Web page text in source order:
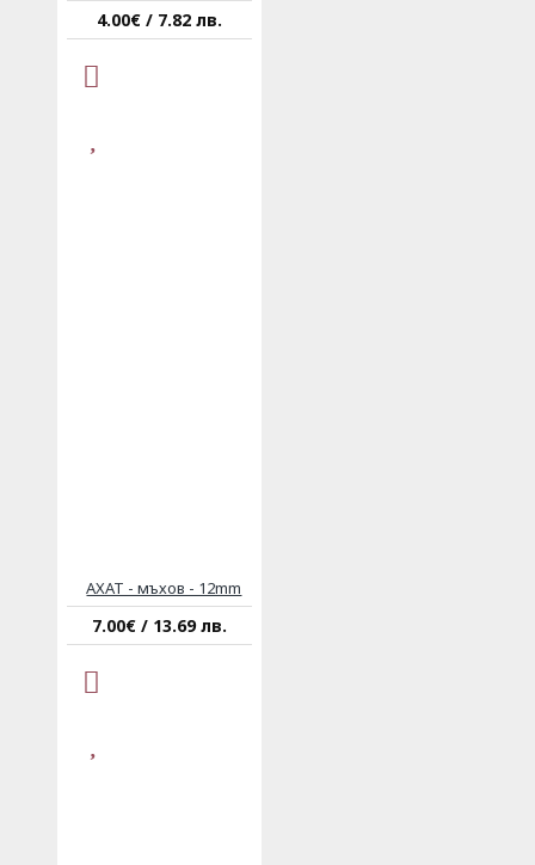
4.00€ / 7.82 лв.
АХАТ - мъхов - 12mm
7.00€ / 13.69 лв.